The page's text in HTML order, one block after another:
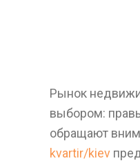
Рынок
выбором:
обращают
kvartir/kiev